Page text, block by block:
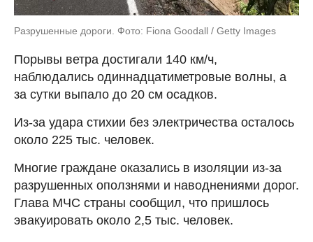
Разрушенные дороги. Фото: Fiona Goodall / Getty Images
Порывы ветра достигали 140 км/ч,
наблюдались одиннадцатиметровые волны, а
за сутки выпало до 20 см осадков.
Из-за удара стихии без электричества осталось
около 225 тыс. человек.
Многие граждане оказались в изоляции из-за
разрушенных оползнями и наводнениями дорог.
Глава МЧС страны сообщил, что пришлось
эвакуировать около 2,5 тыс. человек.